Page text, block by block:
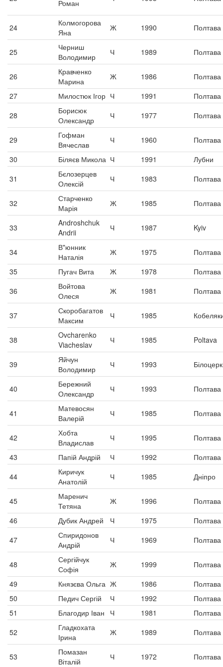
Роман
24
Колмогорова
Яна
Ж 1990 Полтава
25
Черниш
Володимир
Ч 1989 Полтава
26
Кравченко
Марина
Ж 1986
Полтава
27
Милостюк Ігор Ч 1991
Полтава
28
Борисюк
Олександр
Ч 1977 Полтава
29
Гофман
Вячеслав
Ч 1960
Полтава
30
Біляєв Микола Ч 1991
Лубни
31
Бєлозерцев
Олексій
Ч 1983 Полтава
32
Старченко
Марія
Ж 1985 Полтава
33
Androshchuk
Andrii
Ч 1987 Kyiv
34
В"юнник
Наталія
Ж 1975
Полтава
35
Пугач Вита Ж 1978
Полтава
36
Войтова
Олеся
Ж 1981 Полтава
37
Скоробагатов
Максим
Ч 1985
38
Ovcharenko
Viacheslav
Ч 1985 Poltava
39
Яйчун
Володимир
Ч 1993
40
Бережний
Олександр
Ч 1993 Полтава
41
Матевосян
Валерій
Ч 1985 Полтава
42
Хобта
Владислав
Ч 1995
Полтава
43
Папій Андрій Ч 1992
Полтава
44
Киричук
Анатолій
Ч 1985 Дніпро
45
Маренич
Тетяна
Ж 1996
Полтава
46
Дубик Андрей Ч 1975
Полтава
47
Спиридонов
Андрій
Ч 1969 Полтава
48
Сергійчук
Софія
Ж 1999
Полтава
49
Князєва Ольга Ж 1986
Полтава
50
Педич Сергій Ч 1992
Полтава
51
Благодир Іван Ч 1981
Полтава
52
Гладкохата
Ірина
Ж 1989 Полтава
53
Помазан
Віталій
Ч 1972 Полтава